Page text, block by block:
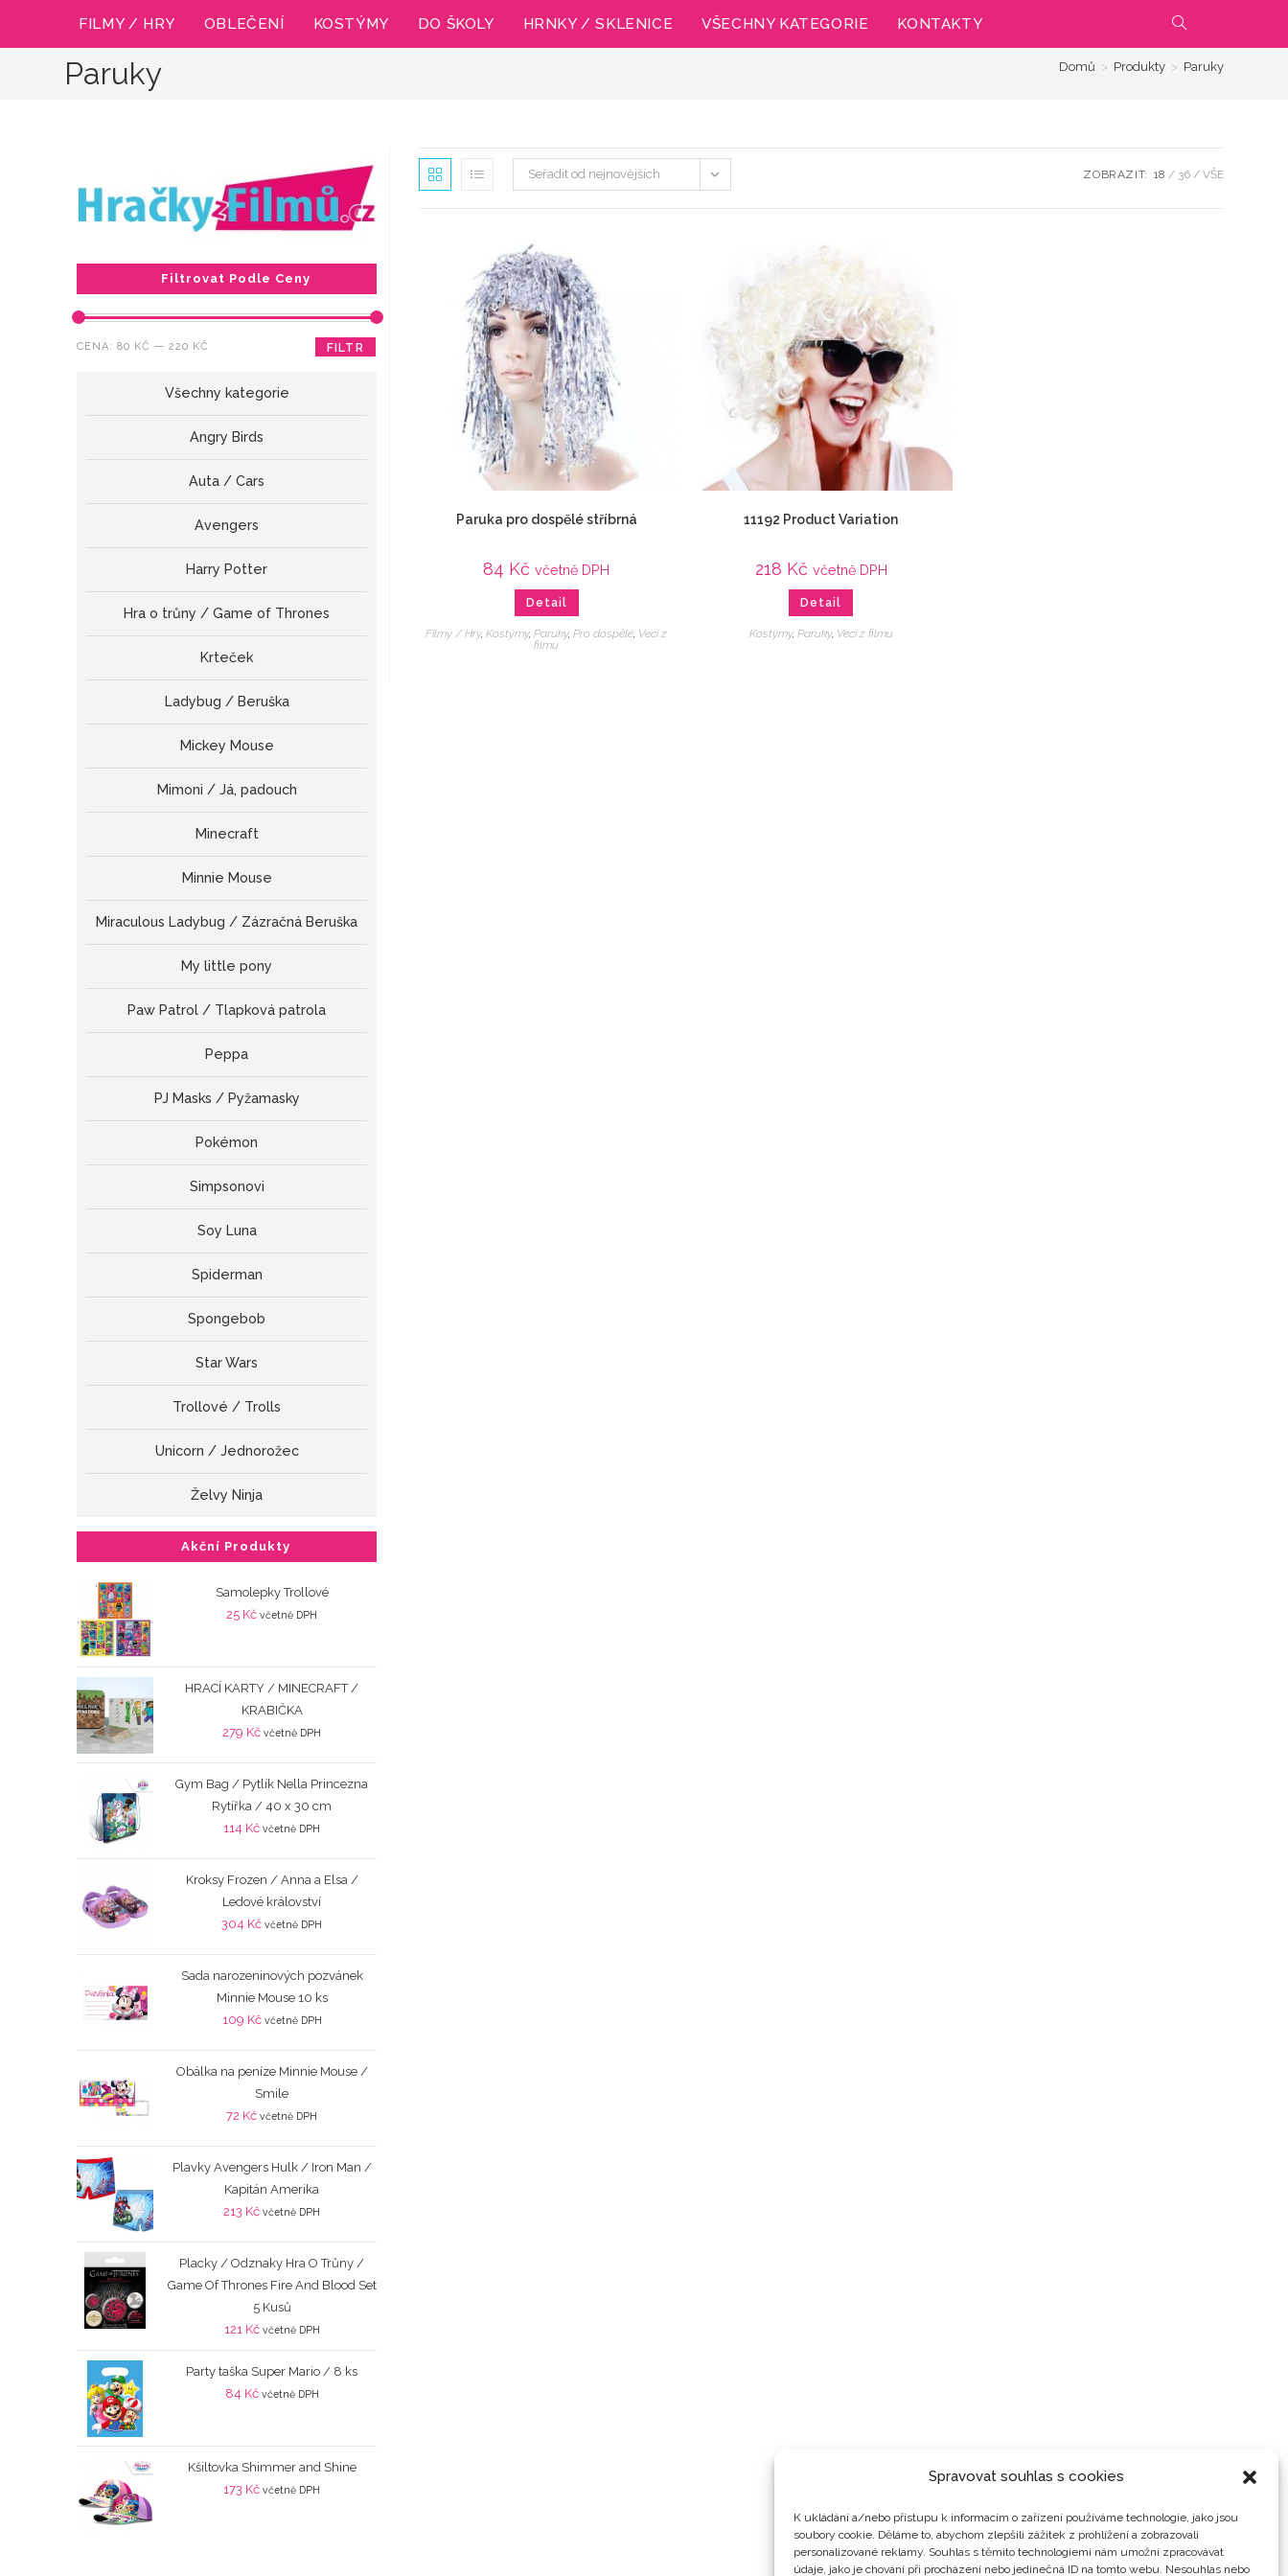
Spravovat souhlas s cookies
K ukládání a/nebo přístupu k informacím o zařízení používáme technologie, jako jsou
soubory cookie. Děláme to, abychom zlepšili zážitek z prohlížení a zobrazovali
personalizované reklamy. Souhlas s těmito technologiemi nám umožní zpracovávat
údaje, jako je chování při procházení nebo jedinečná ID na tomto webu. Nesouhlas nebo
FILMY / HRY OBLEČENÍ KOSTÝMY DO ŠKOLY HRNKY / SKLENICE VŠECHNY KATEGORIE KONTAKTY PŘEPNOUT
VYHLEDÁVÁNÍ
WEBU
Paruky Domů > Produkty > Paruky
Seřadit od nejnovějších ZOBRAZIT: 18 36 VŠE
Paruka pro dospělé stříbrná
84 Kč včetně DPH
Detail
Filmy / Hry,Kostýmy,Paruky,Pro dospělé, Veci z
filmu
11192 Product Variation
218 Kč včetně DPH
Detail
Kostýmy, Paruky, Veci z filmu
Filtrovat Podle Ceny
Minimální
Maximální
FILTR
CENA:80 KČ —220 KČ
Všechny kategorie
Angry Birds
Auta / Cars
Avengers
Harry Potter
Hra o trůny / Game of Thrones
Krteček
Ladybug / Beruška
Mickey Mouse
Mimoni / Já, padouch
Minecraft
Minnie Mouse
Miraculous Ladybug / Zázračná Beruška
My little pony
Paw Patrol / Tlapková patrola
Peppa
PJ Masks / Pyžamasky
Pokémon
Simpsonovi
Soy Luna
Spiderman
Spongebob
Star Wars
Trollové / Trolls
Unicorn / Jednorožec
Želvy Ninja
Akční Produkty
Samolepky Trollové
25 Kč včetně DPH
HRACÍ KARTY / MINECRAFT /
KRABIČKA
279 Kč včetně DPH
Gym Bag / Pytlík Nella Princezna
Rytířka / 40 x 30 cm
114 Kč včetně DPH
Kroksy Frozen / Anna a Elsa /
Ledové království
304 Kč včetně DPH
Sada narozeninových pozvánek
Minnie Mouse 10 ks
109 Kč včetně DPH
Obálka na peníze Minnie Mouse /
Smile
72 Kč včetně DPH
Plavky Avengers Hulk / Iron Man /
Kapitán Amerika
213 Kč včetně DPH
Placky / Odznaky Hra O Trůny /
Game Of Thrones Fire And Blood Set
5 Kusů
121 Kč včetně DPH
Party taška Super Mario / 8 ks
84 Kč včetně DPH
Kšiltovka Shimmer and Shine
173 Kč včetně DPH